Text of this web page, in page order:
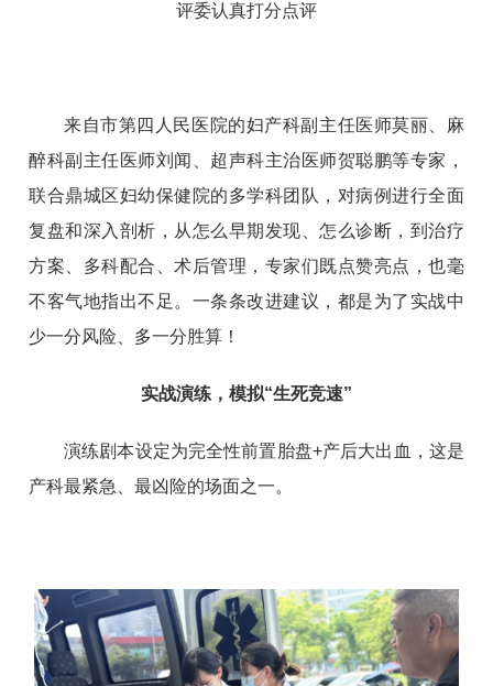
评委认真打分点评
来自市第四人民医院的妇产科副主任医师莫丽、麻
醉科副主任医师刘闻、超声科主治医师贺聪鹏等专家，
联合鼎城区妇幼保健院的多学科团队，对病例进行全面
复盘和深入剖析，从怎么早期发现、怎么诊断，到治疗
方案、多科配合、术后管理，专家们既点赞亮点，也毫
不客气地指出不足。一条条改进建议，都是为了实战中
少一分风险、多一分胜算！
实战演练，模拟“生死竞速”
演练剧本设定为完全性前置胎盘+产后大出血，这是
产科最紧急、最凶险的场面之一。